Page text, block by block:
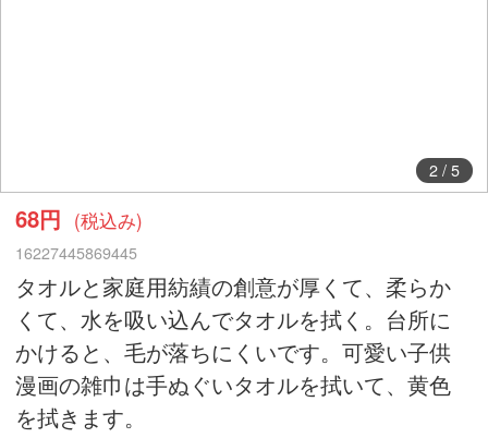
2/ 5
68円 (税込み)
16227445869445
タオルと家庭用紡績の創意が厚くて、柔らか
くて、水を吸い込んでタオルを拭く。台所に
かけると、毛が落ちにくいです。可愛い子供
漫画の雑巾は手ぬぐいタオルを拭いて、黄色
を拭きます。